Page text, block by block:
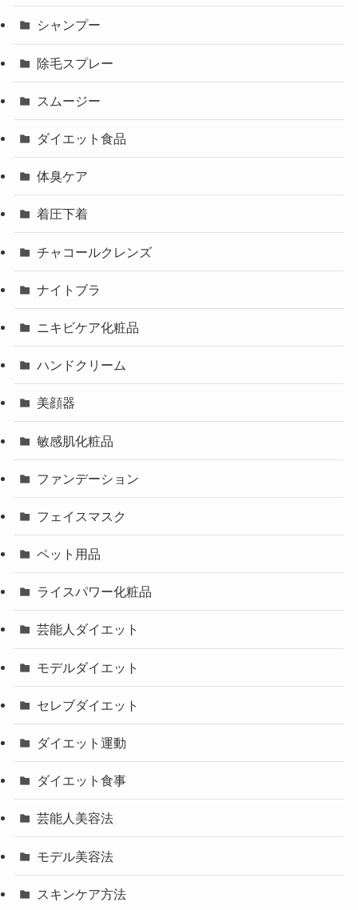
シャンプー
除毛スプレー
スムージー
ダイエット食品
体臭ケア
着圧下着
チャコールクレンズ
ナイトブラ
ニキビケア化粧品
ハンドクリーム
美顔器
敏感肌化粧品
ファンデーション
フェイスマスク
ペット用品
ライスパワー化粧品
芸能人ダイエット
モデルダイエット
セレブダイエット
ダイエット運動
ダイエット食事
芸能人美容法
モデル美容法
スキンケア方法